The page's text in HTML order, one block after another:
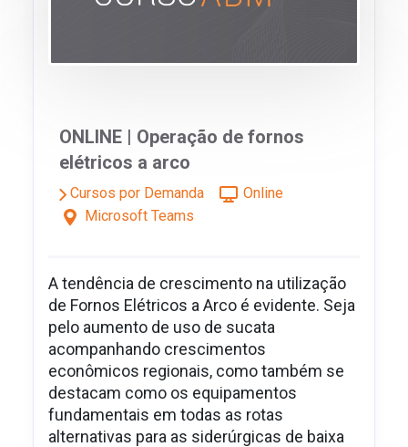
ONLINE | Operação de fornos
elétricos a arco
Cursos por Demanda
Online
Microsoft Teams
A tendência de crescimento na utilização
de Fornos Elétricos a Arco é evidente. Seja
pelo aumento de uso de sucata
acompanhando crescimentos
econômicos regionais, como também se
destacam como os equipamentos
fundamentais em todas as rotas
alternativas para as siderúrgicas de baixa